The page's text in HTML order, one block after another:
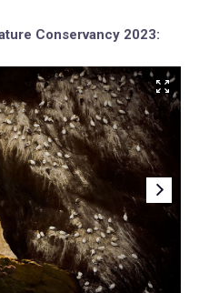
Conservancy 2023: